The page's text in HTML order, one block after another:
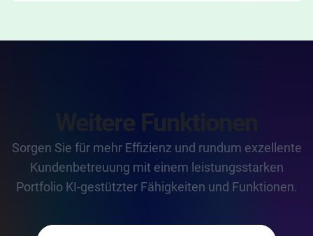
Weitere Funktionen
Sorgen Sie für mehr Effizienz und rundum exzellente
Kundenbetreuung mit einem leistungsstarken
Portfolio KI-gestützter Fähigkeiten und Funktionen.